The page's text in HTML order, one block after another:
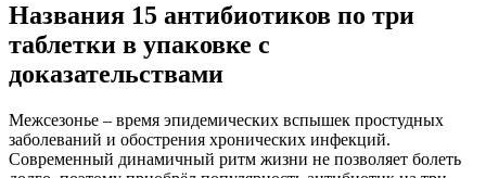
Названия 15 антибиотиков по три
таблетки в упаковке с
доказательствами
Межсезонье – время эпидемических вспышек простудных
заболеваний и обострения хронических инфекций.
Современный динамичный ритм жизни не позволяет болеть